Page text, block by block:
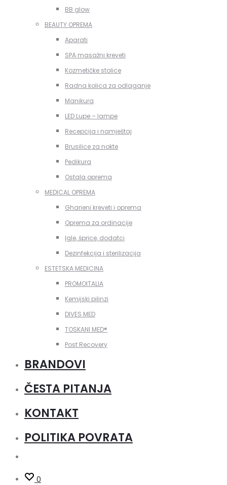
BB glow
BEAUTY OPREMA
Aparati
SPA masažni kreveti
Kozmetičke stolice
Radna kolica za odlaganje
Manikura
LED Lupe – lampe
Recepcija i namještaj
Brusilice za nokte
Pedikura
Ostala oprema
MEDICAL OPREMA
Gharieni kreveti i oprema
Oprema za ordinacije
Igle, šprice, dodatci
Dezinfekcija i sterilizacija
ESTETSKA MEDICINA
PROMOITALIA
Kemijski pilinzi
DIVES MED
TOSKANI MED®️
Post Recovery
BRANDOVI
ČESTA PITANJA
KONTAKT
POLITIKA POVRATA
0